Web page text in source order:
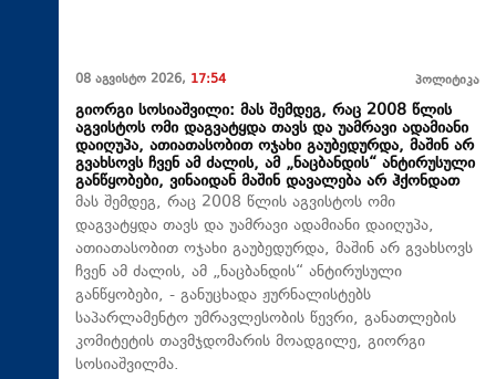
08 აგვისტო 2026, 17:54 პოლიტიკა
გიორგი სოსიაშვილი: მას შემდეგ, რაც 2008 წლის
აგვისტოს ომი დაგვატყდა თავს და უამრავი ადამიანი
დაიღუპა, ათიათასობით ოჯახი გაუბედურდა, მაშინ არ
გვახსოვს ჩვენ ამ ძალის, ამ „ნაცბანდის“ ანტირუსული
განწყობები, ვინაიდან მაშინ დავალება არ ჰქონდათ
მას შემდეგ, რაც 2008 წლის აგვისტოს ომი
დაგვატყდა თავს და უამრავი ადამიანი დაიღუპა,
ათიათასობით ოჯახი გაუბედურდა, მაშინ არ გვახსოვს
ჩვენ ამ ძალის, ამ „ნაცბანდის“ ანტირუსული
განწყობები, - განუცხადა ჟურნალისტებს
საპარლამენტო უმრავლესობის წევრი, განათლების
კომიტეტის თავმჯდომარის მოადგილე, გიორგი
სოსიაშვილმა.